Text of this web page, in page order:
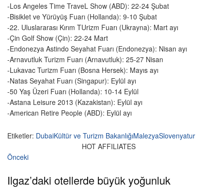
-Los Angeles Time TraveL Show (ABD): 22-24 Şubat
-Bisiklet ve Yürüyüş Fuarı (Hollanda): 9-10 Şubat
-22. Uluslararası Kırım TUrizm Fuarı (Ukrayna): Mart ayı
-Çin Golf Show (Çin): 22-24 Mart
-Endonezya Astindo Seyahat Fuarı (Endonezya): Nisan ayı
-Arnavutluk Turizm Fuarı (Arnavutluk): 25-27 Nisan
-Lukavac Turizm Fuarı (Bosna Hersek): Mayıs ayı
-Natas Seyahat Fuarı (Singapur): Eylül ayı
-50 Yaş Üzeri Fuarı (Hollanda): 10-14 Eylül
-Astana Leisure 2013 (Kazakistan): Eylül ayı
-American Retire People (ABD): Eylül ayı
Etiketler: DubaiKültür ve Turizm BakanlığıMalezyaSlovenyatur
HOT AFFILIATES
Önceki
Ilgaz’daki otellerde büyük yoğunluk